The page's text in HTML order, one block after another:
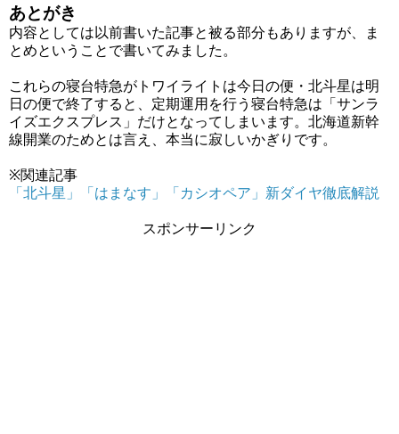
あとがき
内容としては以前書いた記事と被る部分もありますが、ま
とめということで書いてみました。
これらの寝台特急がトワイライトは今日の便・北斗星は明
日の便で終了すると、定期運用を行う寝台特急は「サンラ
イズエクスプレス」だけとなってしまいます。北海道新幹
線開業のためとは言え、本当に寂しいかぎりです。
※関連記事
「北斗星」「はまなす」「カシオペア」新ダイヤ徹底解説
スポンサーリンク